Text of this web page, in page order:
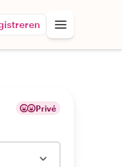
Privé